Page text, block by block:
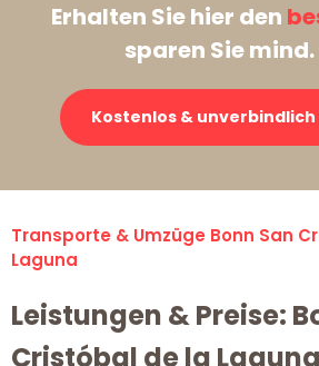
Erhalten Sie hier den
sparen Sie
Kostenlos &
Transporte & Umzüge Bonn San
Laguna
Leistungen & Preise:
Cristóbal de la Laguna